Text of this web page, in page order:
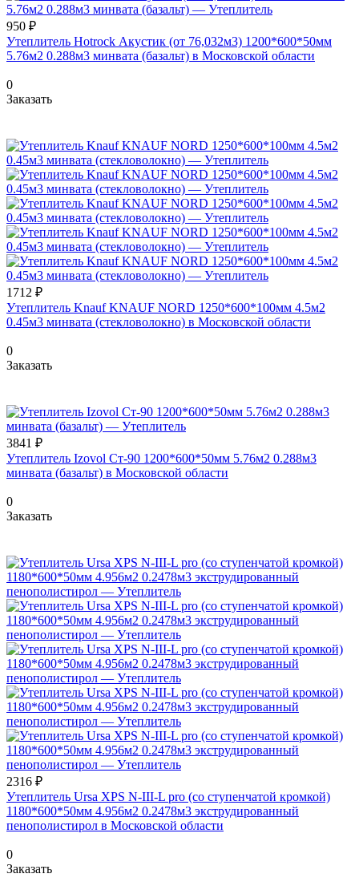
950 ₽
Утеплитель Hotrock Акустик (от 76,032м3) 1200*600*50мм
5.76м2 0.288м3 минвата (базальт) в Московской области
0
Заказать
1712 ₽
Утеплитель Knauf KNAUF NORD 1250*600*100мм 4.5м2
0.45м3 минвата (стекловолокно) в Московской области
0
Заказать
3841 ₽
Утеплитель Izovol Ст-90 1200*600*50мм 5.76м2 0.288м3
минвата (базальт) в Московской области
0
Заказать
2316 ₽
Утеплитель Ursa XPS N-III-L pro (со ступенчатой кромкой)
1180*600*50мм 4.956м2 0.2478м3 экструдированный
пенополистирол в Московской области
0
Заказать